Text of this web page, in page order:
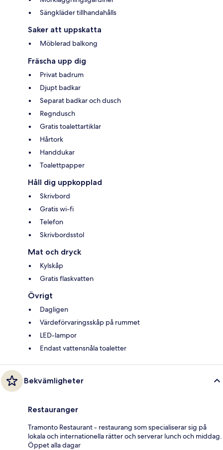
Sängkläder tillhandahålls
Saker att uppskatta
Möblerad balkong
Fräscha upp dig
Privat badrum
Djupt badkar
Separat badkar och dusch
Regndusch
Gratis toalettartiklar
Hårtork
Handdukar
Toalettpapper
Håll dig uppkopplad
Skrivbord
Gratis wi-fi
Telefon
Skrivbordsstol
Mat och dryck
Kylskåp
Gratis flaskvatten
Övrigt
Dagligen
Värdeförvaringsskåp på rummet
LED-lampor
Endast vattensnåla toaletter
Bekvämligheter
Restauranger
Tramonto Restaurant - restaurang som specialiserar sig på
lokala och internationella rätter och serverar lunch och middag.
Öppet alla dagar